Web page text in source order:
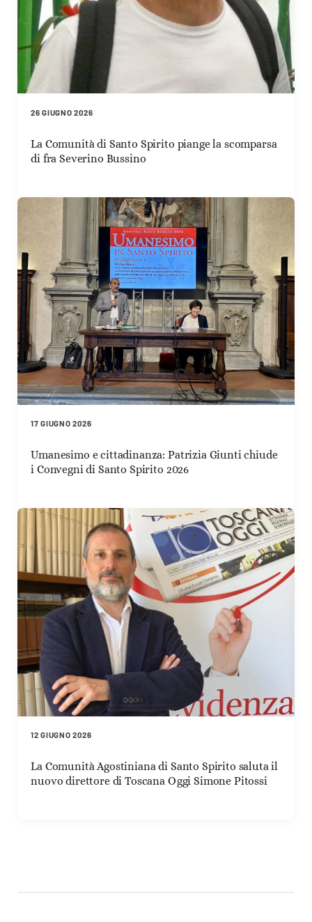
26 GIUGNO 2026
La Comunità di Santo Spirito piange la scomparsa
di fra Severino Bussino
17 GIUGNO 2026
Umanesimo e cittadinanza: Patrizia Giunti chiude
i Convegni di Santo Spirito 2026
12 GIUGNO 2026
La Comunità Agostiniana di Santo Spirito saluta il
nuovo direttore di Toscana Oggi Simone Pitossi